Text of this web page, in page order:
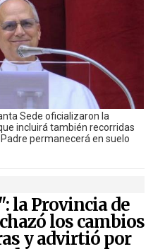
Sede oficializaron la
incluirá también recorridas
permanecerá en suelo
la Provincia de
los cambios
y advirtió por